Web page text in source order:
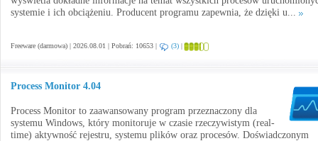
systemie i ich obciążeniu. Producent programu zapewnia, że dzięki u...
Freeware (darmowa) | 2026.08.01 | Pobrań: 10653 | (3) |
Process Monitor 4.04
Process Monitor to zaawansowany program przeznaczony dla
systemu Windows, który monitoruje w czasie rzeczywistym (real-
time) aktywność rejestru, systemu plików oraz procesów. Doświadczonym